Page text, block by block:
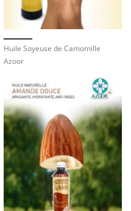
Huile Soyeuse de Camomille
Azoor